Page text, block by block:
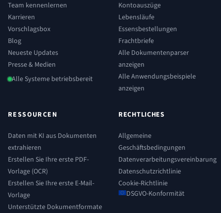
Team kennenlernen
Karrieren
Vorschlagsbox
Blog
Neueste Updates
Presse & Medien
Alle Systeme betriebsbereit
Kontoauszüge
Lebensläufe
Essensbestellungen
Frachtbriefe
Alle Dokumentenparser
anzeigen
Alle Anwendungsbeispiele
anzeigen
RESSOURCEN
Daten mit KI aus Dokumenten
extrahieren
Erstellen Sie Ihre erste PDF-
Vorlage (OCR)
Erstellen Sie Ihre erste E-Mail-
Vorlage
Unterstützte Dokumentformate
RECHTLICHES
Allgemeine
Geschäftsbedingungen
Datenverarbeitungsvereinbarung
Datenschutzrichtlinie
Cookie-Richtlinie
DSGVO-Konformität